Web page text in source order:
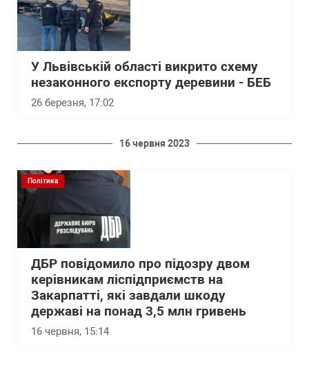
У Львівській області викрито схему
незаконного експорту деревини - БЕБ
26 березня, 17:02
16 червня 2023
Політика
ДБР повідомило про підозру двом
керівникам ліспідприємств на
Закарпатті, які завдали шкоду
державі на понад 3,5 млн гривень
16 червня, 15:14